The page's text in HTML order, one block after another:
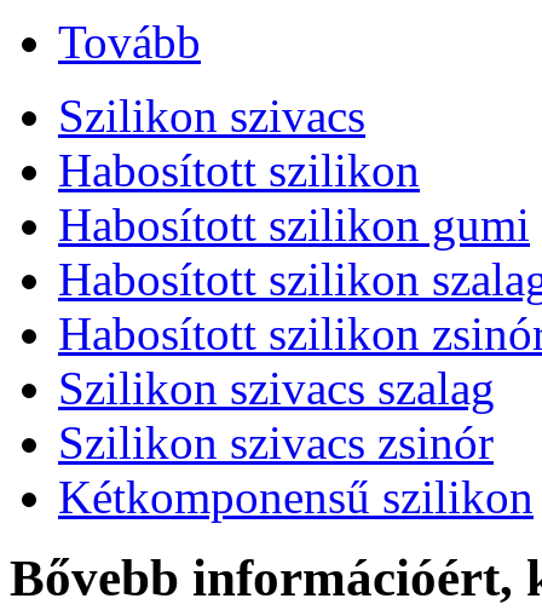
Tovább
Szilikon szivacs
Habosított szilikon
Habosított szilikon gumi
Habosított szilikon
Habosított szilikon
Szilikon szivacs szalag
Szilikon szivacs zsinór
Kétkomponensű szilikon
Bővebb